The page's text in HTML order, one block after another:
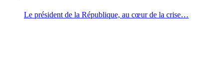
Le président de la République, au cœur de la crise…